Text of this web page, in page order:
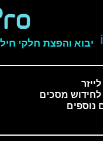
יבוא והפצת חלקי
לחידוש מסכים
נוספים